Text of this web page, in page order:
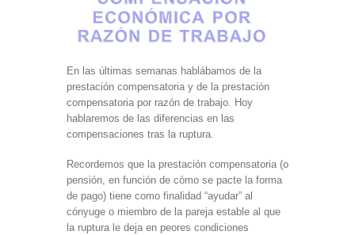
En las últimas semanas hablábamos de la
prestación compensatoria y de la prestación
compensatoria por razón de trabajo. Hoy
hablaremos de las diferencias en las
compensaciones tras la ruptura.
Recordemos que la prestación compensatoria (o
pensión, en función de cómo se pacte la forma
de pago) tiene como finalidad “ayudar” al
cónyuge o miembro de la pareja estable al que
la ruptura le deja en peores condiciones